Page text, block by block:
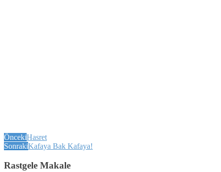
ÖncekiHasret
SonrakiKafaya Bak Kafaya!
Rastgele Makale